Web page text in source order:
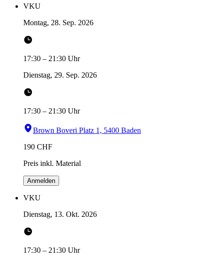
VKU
Montag, 28. Sep. 2026
17:30 – 21:30 Uhr
Dienstag, 29. Sep. 2026
17:30 – 21:30 Uhr
Brown Boveri Platz 1, 5400 Baden
190 CHF
Preis inkl. Material
Anmelden
VKU
Dienstag, 13. Okt. 2026
17:30 – 21:30 Uhr